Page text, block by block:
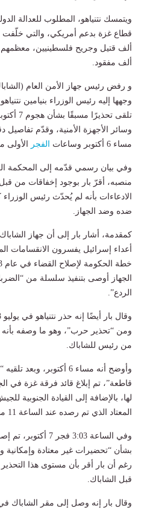
ويتمسك نتنياهو، المطلوب للعدالة
ألف مفقود.
و رفض رئيس جهاز الأمن العام
وجهها إليه رئيس الوزراء بنيامين
تلقى
وسائر الأجهزة الأمنية، وقدّم تفاصيل
مساء 6 أكتوبر وساعات
الفجر الأولى من
وفي بيان رسمي قدّمه إلى المحكمة
منصبه، أقرّ بار بوجود إخفاقات من
الادعاءات بأنه لم يُحدّث رئيس
ضده وضد الجهاز.
كمقدمة، أشار بار إلى أن جهاز
أعداء إسرائيل يفسرون الانقسامات
الجهاز أوصى بتنفيذ سلسلة من
الردع”.
ومن “تحذير حرب”، وهو ما وصفه
من رئيس للشاباك.
وأوضح أنه مساء 6
قاطعة”، تم إبلاغ قائد فرقة غزة في
لها، بالإضافة إلى القيادة الجنوبية
المعتاد الذي تم رصده عند الساعة 11 مساءً.
وفي الساعة 3:03 فجر
بشأن “تحضيرات غير معتادة وإمكانية
رغم أن بار أقر بأن مستوى هذا
قبل الشاباك.